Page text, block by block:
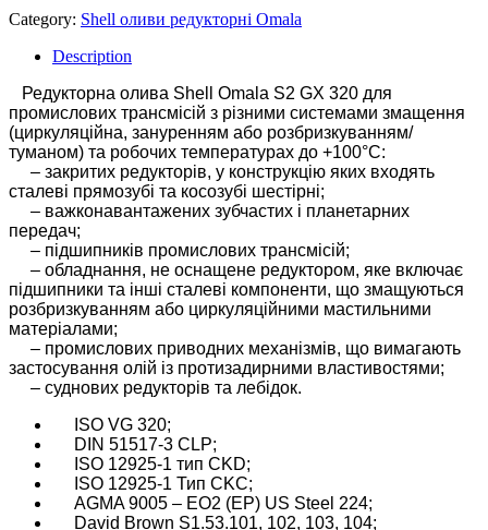
Category: Shell оливи редукторні Omala
Description
Редукторна олива Shell Omala S2 GX 320 для
промислових трансмісій з різними системами змащення
(циркуляційна, зануренням або розбризкуванням/
туманом) та робочих температурах до +100°C:
– закритих редукторів, у конструкцію яких входять
сталеві прямозубі та косозубі шестірні;
– важконавантажених зубчастих і планетарних
передач;
– підшипників промислових трансмісій;
– обладнання, не оснащене редуктором, яке включає
підшипники та інші сталеві компоненти, що змащуються
розбризкуванням або циркуляційними мастильними
матеріалами;
– промислових приводних механізмів, що вимагають
застосування олій із протизадирними властивостями;
– суднових редукторів та лебідок.
ISO VG 320;
DIN 51517-3 CLP;
ISO 12925-1 тип CKD;
ISO 12925-1 Тип CKC;
AGMA 9005 – EO2 (EP) US Steel 224;
David Brown S1.53.101, 102, 103, 104;